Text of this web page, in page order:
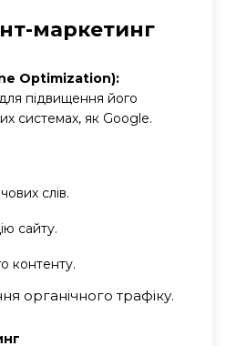
маркетинг
Optimization):
підвищення його
системах, як Google.
слів.
сайту.
контенту.
органічного трафіку.